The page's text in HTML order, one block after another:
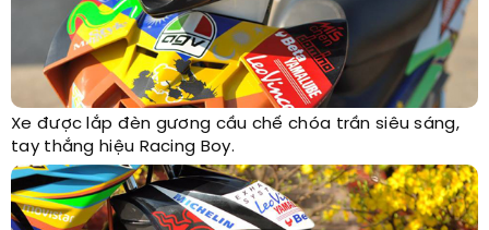
Xe được lắp đèn gương cầu chế chóa trần siêu sáng,
tay thắng hiệu Racing Boy.